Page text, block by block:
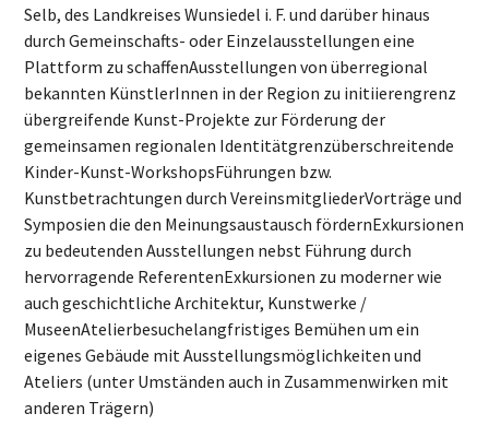
Selb, des Landkreises Wunsiedel i. F. und darüber hinaus
durch Gemeinschafts- oder Einzelausstellungen eine
Plattform zu schaffenAusstellungen von überregional
bekannten KünstlerInnen in der Region zu initiierengrenz
übergreifende Kunst-Projekte zur Förderung der
gemeinsamen regionalen Identitätgrenzüberschreitende
Kinder-Kunst-WorkshopsFührungen bzw.
Kunstbetrachtungen durch VereinsmitgliederVorträge und
Symposien die den Meinungsaustausch fördernExkursionen
zu bedeutenden Ausstellungen nebst Führung durch
hervorragende ReferentenExkursionen zu moderner wie
auch geschichtliche Architektur, Kunstwerke /
MuseenAtelierbesuchelangfristiges Bemühen um ein
eigenes Gebäude mit Ausstellungsmöglichkeiten und
Ateliers (unter Umständen auch in Zusammenwirken mit
anderen Trägern)